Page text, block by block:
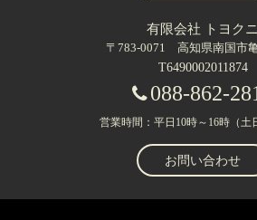
有限会社 トヨクニ
〒783-0071 高知県南国市
T6490002011874
088-862-
営業時間：平日10時～16時（土
お問い合わせ